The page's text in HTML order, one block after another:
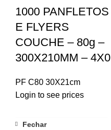
1000 PANFLETOS
E FLYERS
COUCHE – 80g –
300X210MM – 4X0
PF C80 30X21cm
Login to see prices
Fechar